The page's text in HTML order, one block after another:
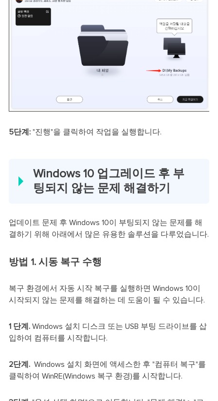
5단계:"진행"을 클릭하여 작업을 실행합니다.
Windows 10 업그레이드 후 부
팅되지 않는 문제 해결하기
업데이트 문제 후 Windows 10이 부팅되지 않는 문제를 해
결하기 위해 아래에서 많은 유용한 솔루션을 다루었습니다.
방법 1. 시동 복구 수행
복구 환경에서 자동 시작 복구를 실행하면 Windows 10이
시작되지 않는 문제를 해결하는 데 도움이 될 수 있습니다.
1 단계.Windows 설치 디스크 또는 USB 부팅 드라이브를 삽
입하여 컴퓨터를 시작합니다.
2단계. Windows 설치 화면에 액세스한 후 "컴퓨터 복구"를
클릭하여 WinRE(Windows 복구 환경)를 시작합니다.